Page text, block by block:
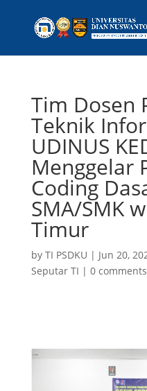
Tim Dosen
Teknik
UDINUS
Menggelar
Coding
SMA/SMK
Timur
by TI PSDKU | Jun 20,
Seputar TI | 0 comments